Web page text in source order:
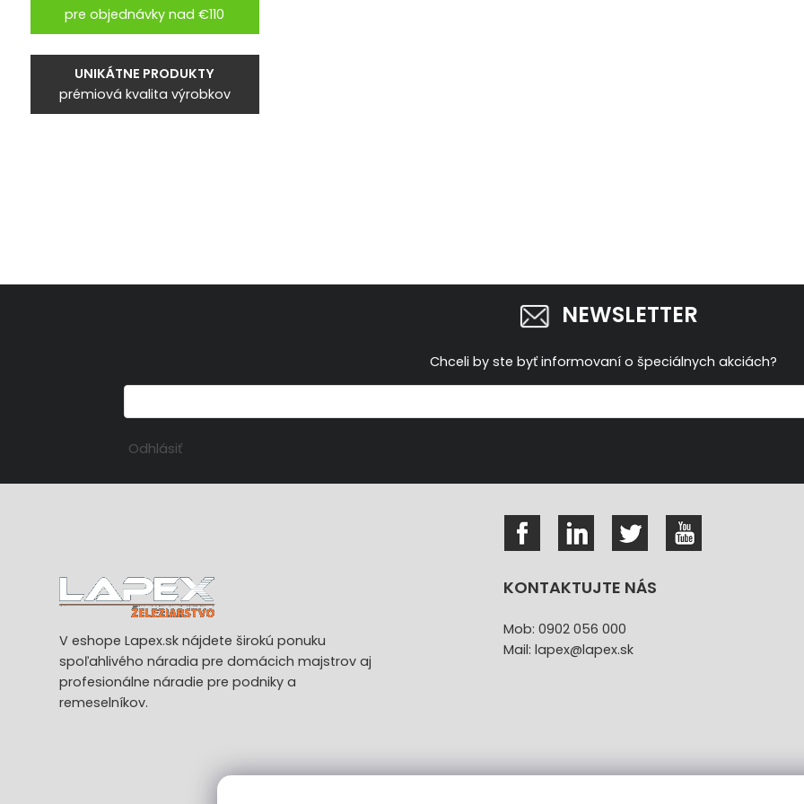
pre objednávky nad €110
UNIKÁTNE PRODUKTY
prémiová kvalita výrobkov
NEWSLETTER
Chceli by ste byť informovaní o špeciálnych akciách?
Odhlásiť
V eshope Lapex.sk nájdete širokú ponuku
spoľahlivého náradia pre domácich majstrov aj
profesionálne náradie pre podniky a
remeselníkov.
KONTAKTUJTE NÁS
Mob: 0902 056 000
Mail: lapex@lapex.sk